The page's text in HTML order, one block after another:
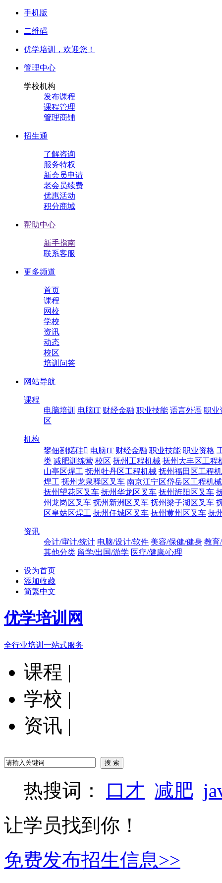
手机版
二维码
优学培训， 欢迎您！
管理中心
学校机构
发布课程
课程管理
管理商铺
招生通
了解咨询
服务特权
新会员申请
老会员续费
优惠活动
积分商城
帮助中心
新手指南
联系客服
更多频道
首页
课程
网校
学校
资讯
动态
校区
培训问答
网站导航
课程
电脑培训 电脑IT 财经金融 职业技能 语言外语 职业
区
机构
鐢佃剳鍩硅 电脑IT 财经金融 职业技能 职业资格
类 减肥训练营 校区 抚州工程机械 抚州大丰区工程
山亭区焊工 抚州牡丹区工程机械 抚州福田区工程
焊工 抚州龙泉驿区叉车 南京江宁区岱岳区工程机械
抚州望花区叉车 抚州华龙区叉车 抚州旌阳区叉车
州龙岗区叉车 抚州新洲区叉车 抚州梁子湖区叉车
区皇姑区焊工 抚州任城区叉车 抚州黄州区叉车 抚
资讯
会计/审计/统计 电脑/设计/软件 美容/保健/健身 教育
其他分类 留学/出国/游学 医疗/健康/心理
设为首页
添加收藏
简繁中文
优学培训网
全行业培训一站式服务
课程 |
学校 |
资讯 |
热搜词： 口才 减肥
让学员找到你！
免费发布招生信息>>